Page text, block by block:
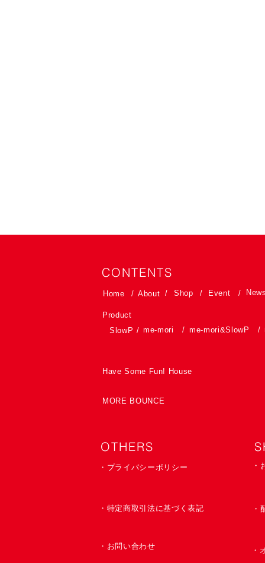
CONTENTS
Home Shop Event
About
/ / / / News
Product
SlowP
me-mori
/ / /
me-mori&SlowP
Have Some Fun! House
MORE BOUNCE
OTHERS
・プライバシーポリシー
・特定商取引法に基づく表記
・お問い合わせ
・
​・
・